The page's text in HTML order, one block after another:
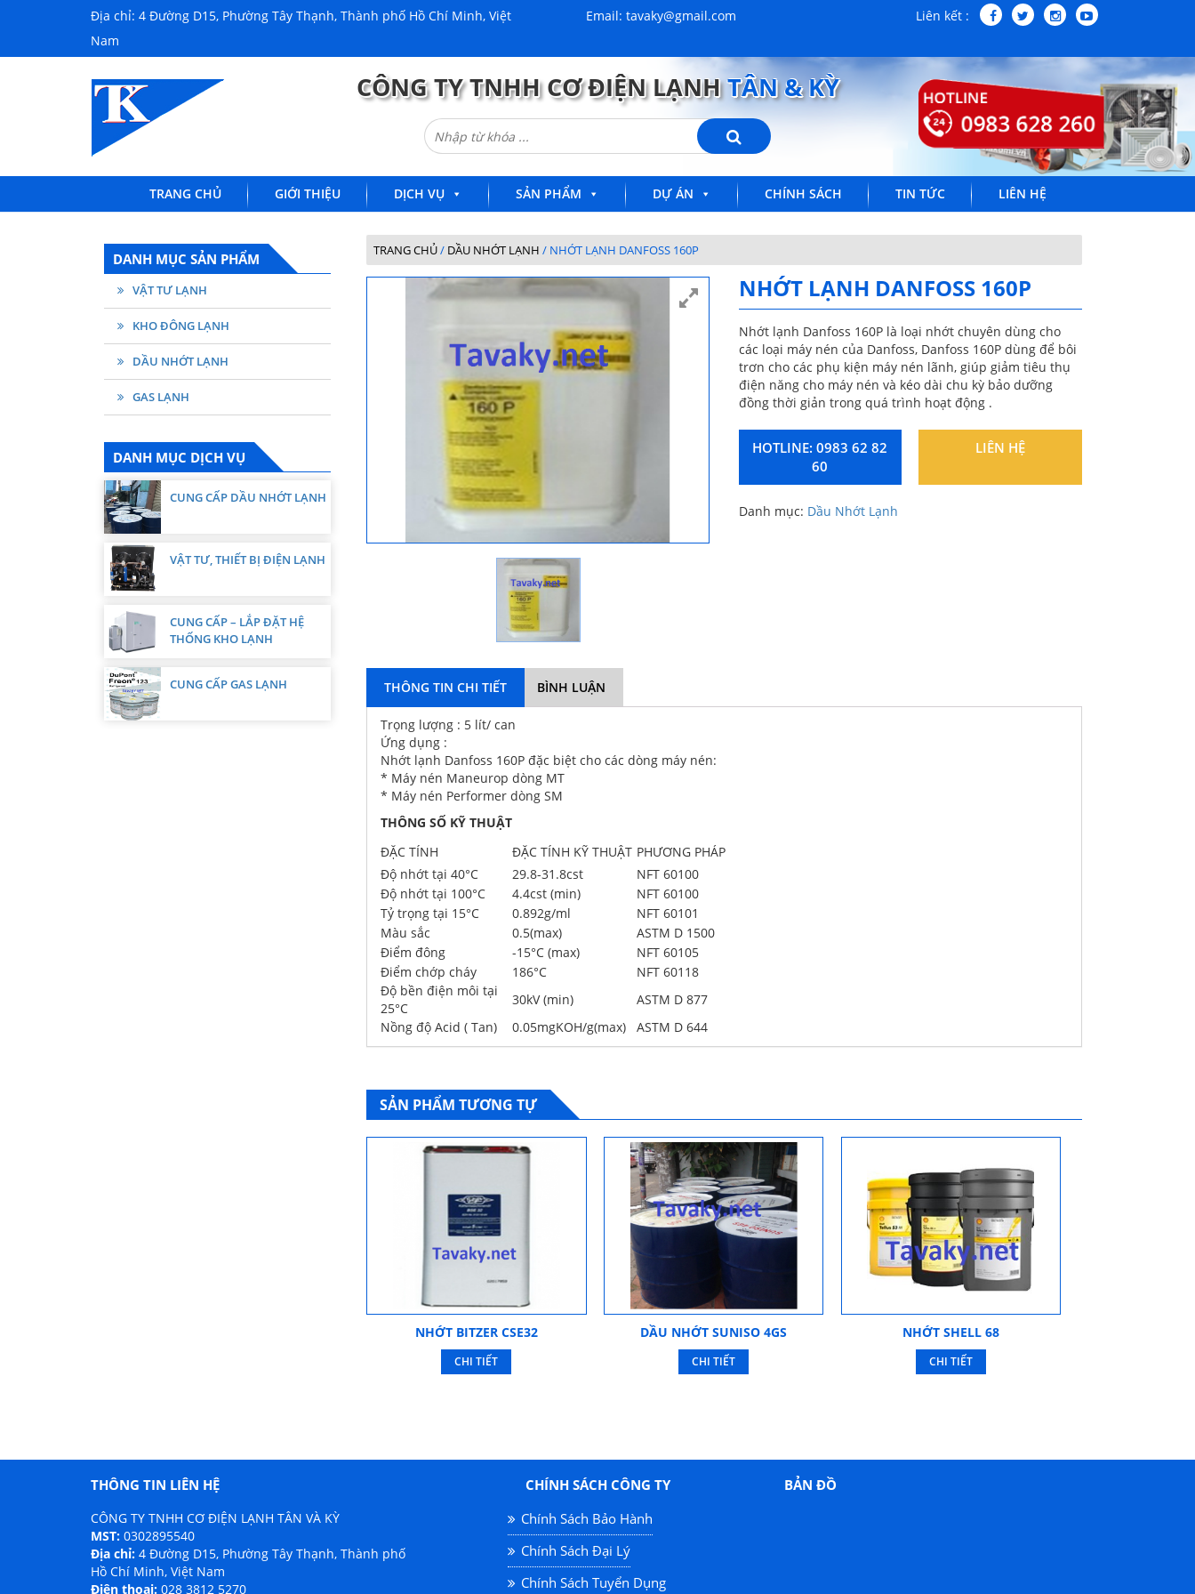
Địa chỉ: 4 Đường D15, Phường Tây Thạnh, Thành phố Hồ Chí Minh, Việt
Nam
Email: tavaky@gmail.com Liên kết :
CÔNG TY TNHH CƠ ĐIỆN LẠNHTÂN & KỲ
Tìm
kiếm:
TRANG CHỦ GIỚI THIỆU DỊCH VỤ SẢN PHẨM DỰ ÁN CHÍNH SÁCH TIN TỨC LIÊN HỆ
DANH MỤC SẢN PHẨM
VẬT TƯ LẠNH
KHO ĐÔNG LẠNH
DẦU NHỚT LẠNH
GAS LẠNH
DANH MỤC DỊCH VỤ
CUNG CẤP DẦU NHỚT LẠNH
VẬT TƯ, THIẾT BỊ ĐIỆN LẠNH
CUNG CẤP – LẮP ĐẶT HỆ
THỐNG KHO LẠNH
CUNG CẤP GAS LẠNH
TRANG CHỦ/ DẦU NHỚT LẠNH / NHỚT LẠNH DANFOSS 160P
NHỚT LẠNH DANFOSS 160P
Nhớt lạnh Danfoss 160P là loại nhớt chuyên dùng cho
các loại máy nén của Danfoss, Danfoss 160P dùng để bôi
trơn cho các phụ kiện máy nén lãnh, giúp giảm tiêu thụ
điện năng cho máy nén và kéo dài chu kỳ bảo dưỡng
đồng thời giản trong quá trình hoạt động .
HOTLINE: 0983 62 82
60
LIÊN HỆ
Danh mục: Dầu Nhớt Lạnh
THÔNG TIN CHI TIẾT BÌNH LUẬN
Trọng lượng : 5 lít/ can
Ứng dụng :
Nhớt lạnh Danfoss 160P đặc biệt cho các dòng máy nén:
* Máy nén Maneurop dòng MT
* Máy nén Performer dòng SM
THÔNG SỐ KỸ THUẬT
ĐẶC TÍNH
ĐẶC TÍNH KỸ THUẬT PHƯƠNG PHÁP
Độ nhớt tại 40°C 29.8-31.8cst
NFT 60100
Độ nhớt tại 100°C 4.4cst (min)
NFT 60100
Tỷ trọng tại 15°C 0.892g/ml
NFT 60101
Màu sắc
0.5(max)
ASTM D 1500
Điểm đông
-15°C (max)
NFT 60105
Điểm chớp cháy
186°C
NFT 60118
Độ bền điện môi tại
25°C
30kV (min)
ASTM D 877
Nồng độ Acid ( Tan)
0.05mgKOH/g(max) ASTM D 644
SẢN PHẨM TƯƠNG TỰ
NHỚT BITZER CSE32
CHI TIẾT
DẦU NHỚT SUNISO 4GS
CHI TIẾT
NHỚT SHELL 68
CHI TIẾT
THÔNG TIN LIÊN HỆ
CÔNG TY TNHH CƠ ĐIỆN LẠNH TÂN VÀ KỲ
MST: 0302895540
Địa chỉ: 4 Đường D15, Phường Tây Thạnh, Thành phố
Hồ Chí Minh, Việt Nam
Điện thoại: 028 3812 5270
CHÍNH SÁCH CÔNG TY
Chính Sách Bảo Hành
Chính Sách Đại Lý
Chính Sách Tuyển Dụng
BẢN ĐỒ